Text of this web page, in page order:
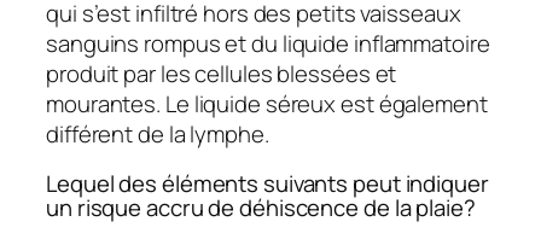
qui s’est infiltré hors des petits vaisseaux
sanguins rompus et du liquide inflammatoire
produit par les cellules blessées et
mourantes. Le liquide séreux est également
différent de la lymphe.
Lequel des éléments suivants peut indiquer
un risque accru de déhiscence de la plaie?